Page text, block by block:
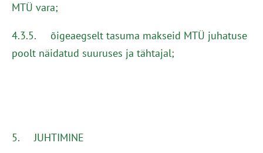
MTÜ vara;
4.3.5. õigeaegselt tasuma makseid MTÜ juhatuse
poolt näidatud suuruses ja tähtajal;
5. JUHTIMINE